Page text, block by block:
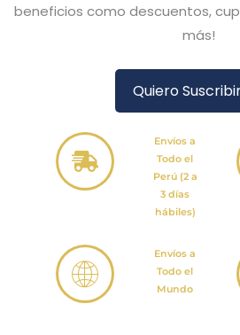
beneficios como descuentos,
más!
Quiero
Envíos a
Todo el
Perú (2 a
3 días
hábiles)
Envíos a
Todo el
Mundo